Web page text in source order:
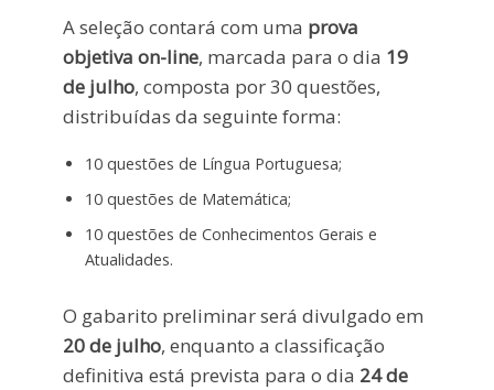
A seleção contará com uma prova
objetiva on-line, marcada para o dia 19
de julho, composta por 30 questões,
distribuídas da seguinte forma:
10 questões de Língua Portuguesa;
10 questões de Matemática;
10 questões de Conhecimentos Gerais e
Atualidades.
O gabarito preliminar será divulgado em
20 de julho, enquanto a classificação
definitiva está prevista para o dia 24 de